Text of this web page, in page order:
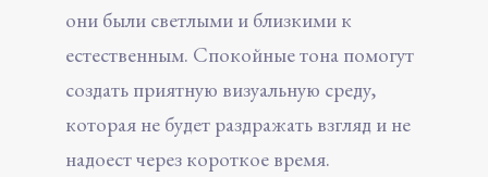
они были светлыми и близкими к
естественным. Спокойные тона помогут
создать приятную визуальную среду,
которая не будет раздражать взгляд и не
надоест через короткое время.